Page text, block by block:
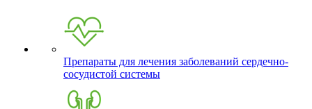
Препараты для лечения заболеваний сердечно-
сосудистой системы